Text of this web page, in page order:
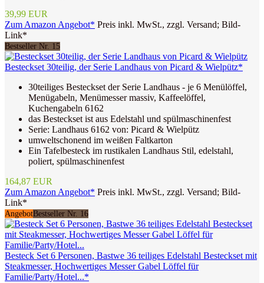
39,99 EUR
Zum Amazon Angebot* Preis inkl. MwSt., zzgl. Versand; Bild-
Link*
Bestseller Nr. 15
Besteckset 30teilig, der Serie Landhaus von Picard & Wielpütz*
30teiliges Besteckset der Serie Landhaus - je 6 Menülöffel,
Menügabeln, Menümesser massiv, Kaffeelöffel,
Kuchengabeln 6162
das Besteckset ist aus Edelstahl und spülmaschinenfest
Serie: Landhaus 6162 von: Picard & Wielpütz
umweltschonend im weißen Faltkarton
Ein Tafelbesteck im rustikalen Landhaus Stil, edelstahl,
poliert, spülmaschinenfest
164,87 EUR
Zum Amazon Angebot* Preis inkl. MwSt., zzgl. Versand; Bild-
Link*
AngebotBestseller Nr. 16
Besteck Set 6 Personen, Bastwe 36 teiliges Edelstahl Besteckset mit
Steakmesser, Hochwertiges Messer Gabel Löffel für
Familie/Party/Hotel...*